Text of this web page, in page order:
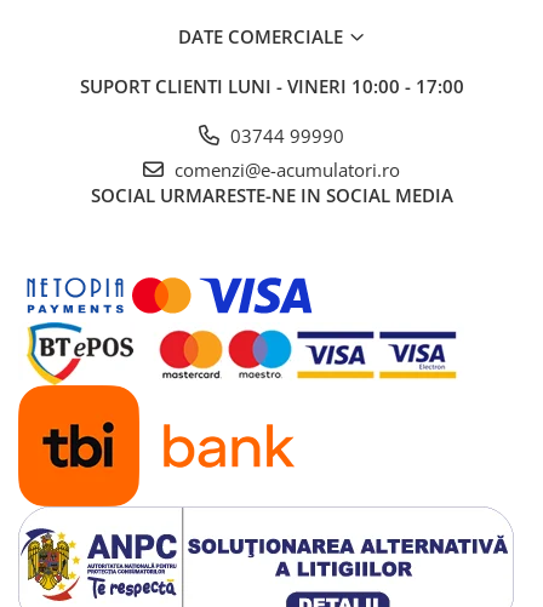
DATE COMERCIALE
SUPORT CLIENTI LUNI - VINERI 10:00 - 17:00
03744 99990
comenzi@e-acumulatori.ro
SOCIAL URMARESTE-NE IN SOCIAL MEDIA